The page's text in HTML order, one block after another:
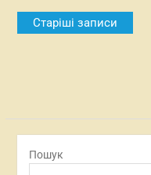
Навігація
за
Старіші записи
Пошук